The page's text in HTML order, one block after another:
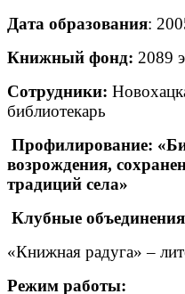
Дата образования:
Книжный фонд: 2089
Сотрудники:
библиотекарь
Профилирование:
возрождения,
традиций села»
Клубные
«Книжная радуга» –
Режим работы: